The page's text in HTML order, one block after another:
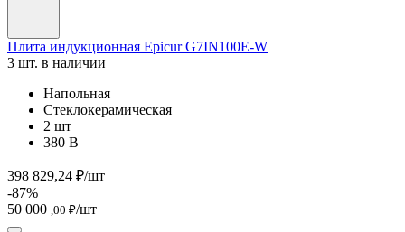
Плита индукционная Epicur G7IN100E-W
3 шт. в наличии
Напольная
Стеклокерамическая
2 шт
380 В
398 829,24 ₽/шт
-87%
50 000 ,00 ₽/шт